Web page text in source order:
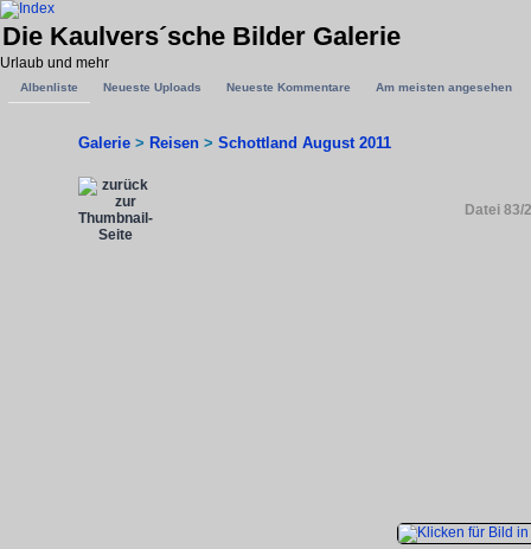
Die Kaulvers´sche Bilder Galerie
Urlaub und mehr
Albenliste Neueste Uploads Neueste Kommentare Am meisten angesehen
Galerie > Reisen > Schottland August 2011
Datei 83/